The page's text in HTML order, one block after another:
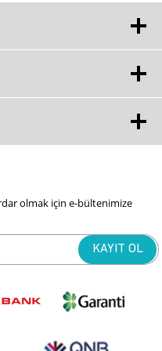
olmak için e-bültenimize